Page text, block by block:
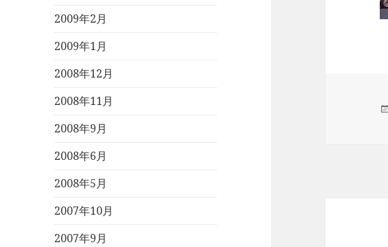
2009年2月
2009年1月
2008年12月
2008年11月
2008年9月
2008年6月
2008年5月
2007年10月
2007年9月